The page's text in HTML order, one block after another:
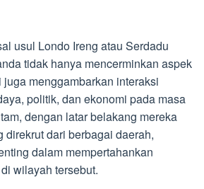
usul Londo Ireng atau Serdadu
tidak hanya mencerminkan aspek
menggambarkan interaksi
politik, dan ekonomi pada masa
dengan latar belakang mereka
direkrut dari berbagai daerah,
dalam mempertahankan
wilayah tersebut.